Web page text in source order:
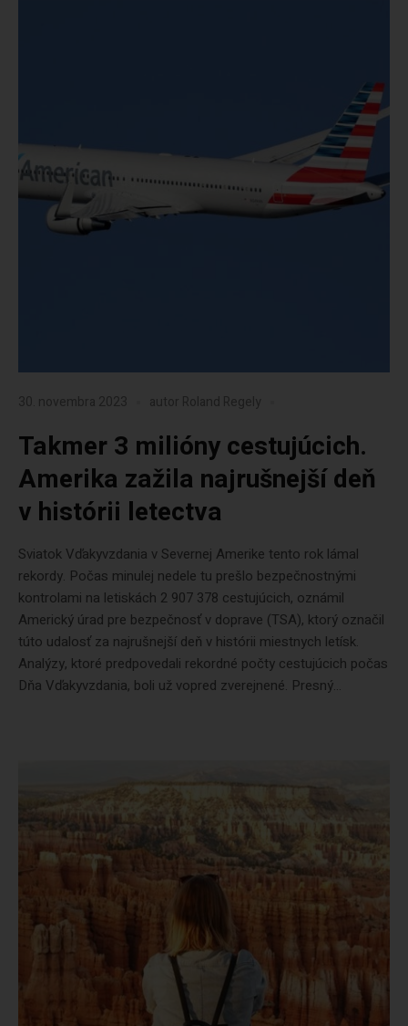
30. novembra 2023 autor Roland Regely
Takmer 3 milióny cestujúcich.
Amerika zažila najrušnejší deň
v histórii letectva
Sviatok Vďakyvzdania v Severnej Amerike tento rok lámal
rekordy. Počas minulej nedele tu prešlo bezpečnostnými
kontrolami na letiskách 2 907 378 cestujúcich, oznámil
Americký úrad pre bezpečnosť v doprave (TSA), ktorý označil
túto udalosť za najrušnejší deň v histórii miestnych letísk.
Analýzy, ktoré predpovedali rekordné počty cestujúcich počas
Dňa Vďakyvzdania, boli už vopred zverejnené. Presný...